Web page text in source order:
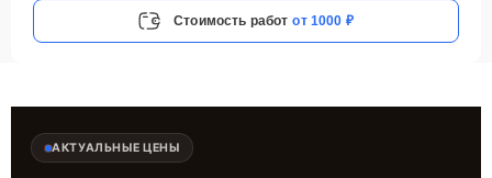
Стоимость работ от 1000 ₽
АКТУАЛЬНЫЕ ЦЕНЫ